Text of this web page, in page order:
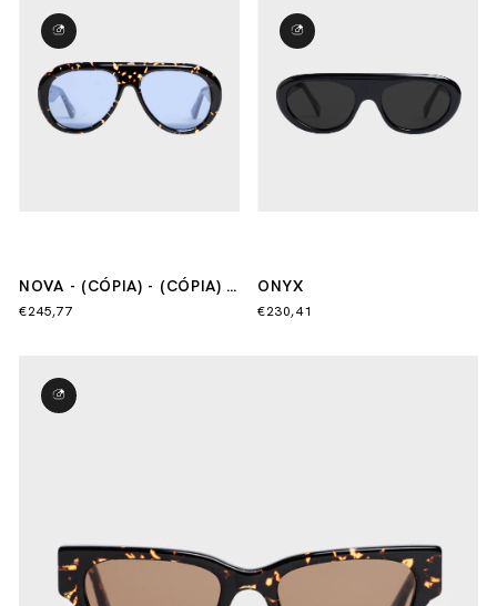
NOVA - (CÓPIA) - (CÓPIA) -
(CÓPIA) - (CÓPIA)
€245,77
ONYX
€230,41